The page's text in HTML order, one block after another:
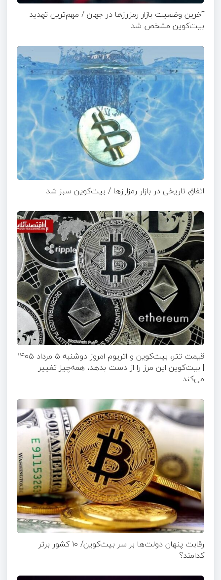
آخرین وضعیت بازار رمزارزها در جهان / مهم‌ترین تهدید
بیت‌کوین مشخص شد
اتفاق تاریخی در بازار رمزارزها / بیت‌کوین سبز شد
قیمت تتر، بیت‌کوین و اتریوم امروز دوشنبه ۵ مرداد ۱۴۰۵
| بیت‌کوین این مرز را از دست بدهد، همه‌چیز تغییر
می‌کند
رقابت پنهان دولت‌ها بر سر بیت‌کوین/ ۱۰ کشور برتر
کدامند؟